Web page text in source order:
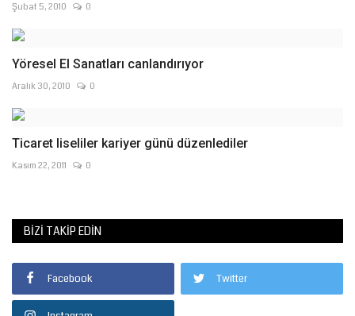
Şubat 5, 2010 0
Yöresel El Sanatları canlandırıyor
Aralık 30, 2010 0
Ticaret liseliler kariyer günü düzenlediler
Kasım 22, 2011 0
BIZI TAKIP EDIN
Facebook Twitter